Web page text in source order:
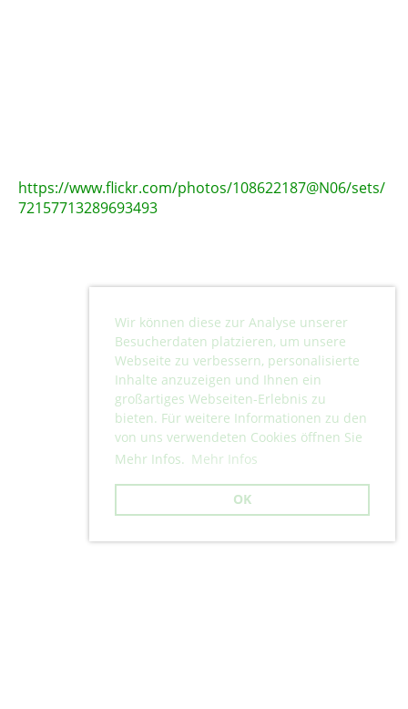
Wir können diese zur Analyse unserer
Besucherdaten platzieren, um unsere
Webseite zu verbessern, personalisierte
Inhalte anzuzeigen und Ihnen ein
großartiges Webseiten-Erlebnis zu
bieten. Für weitere Informationen zu den
von uns verwendeten Cookies öffnen Sie
Mehr Infos. Mehr Infos
OK
https://www.flickr.com/photos/108622187@N06/sets/
72157713289693493